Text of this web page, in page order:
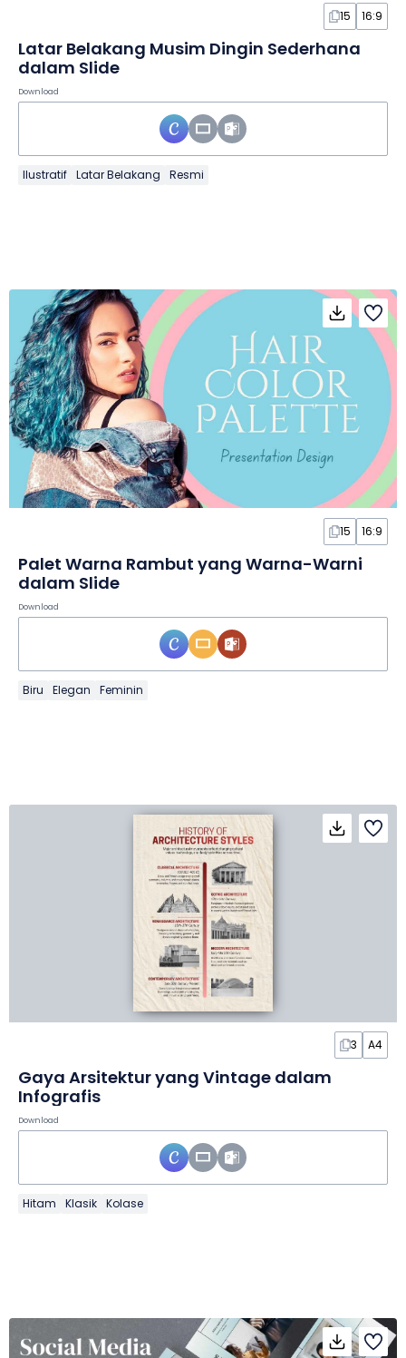
15 16:9
Latar Belakang Musim Dingin Sederhana
dalam Slide
Download
Ilustratif Latar Belakang Resmi
15 16:9
Palet Warna Rambut yang Warna-Warni
dalam Slide
Download
Biru Elegan Feminin
3 A4
Gaya Arsitektur yang Vintage dalam
Infografis
Download
Hitam Klasik Kolase